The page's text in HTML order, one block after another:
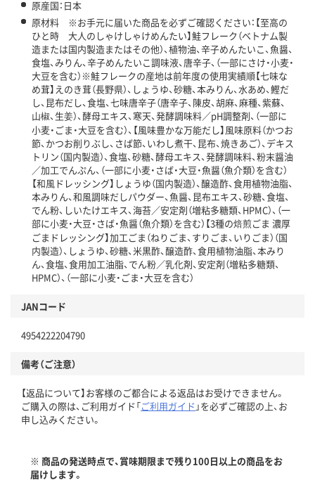
原産国：日本
原材料 ※お手元に届いた商品を必ずご確認ください：【至高の
ひと時 大人のしゃけしゃけめんたい】鮭フレーク（ベトナム製
造または国内製造またはその他）、植物油、辛子めんたいこ、魚醤、
食塩、みりん、辛子めんたいこ調味液、唐辛子、（一部にさけ・小麦・
大豆を含む）※鮭フレークの産地は前年度の使用実績順【七味な
め茸】えのき茸（長野県）、しょうゆ、砂糖、本みりん、水あめ、鰹だ
し、昆布だし、食塩、七味唐辛子（唐辛子、陳皮、胡麻、麻種、紫蘇、
山椒、生姜）、酵母エキス、寒天、発酵調味料／pH調整剤、（一部に
小麦・ごま・大豆を含む）、【風味豊かな万能だし】風味原料（かつお
節、かつお削りぶし、さば節、いわし煮干、昆布、焼きあご）、デキス
トリン（国内製造）、食塩、砂糖、酵母エキス、発酵調味料、粉末醤油
／加工でんぷん、（一部に小麦・さば・大豆・魚醤（魚介類）を含む）
【和風ドレッシング】しょうゆ（国内製造）、醸造酢、食用植物油脂、
本みりん、和風調味だしパウダー、魚醤、昆布エキス、砂糖、食塩、
でん粉、しいたけエキス、海苔／安定剤（増粘多糖類、HPMC）、（一
部に小麦・大豆・さば・魚醤（魚介類）を含む）【3種の焙煎ごま 濃厚
ごまドレッシング】加工ごま（ねりごま、すりごま、いりごま）（国
内製造）、しょうゆ、砂糖、米黒酢、醸造酢、食用植物油脂、本みり
ん、食塩、食用加工油脂、でん粉／乳化剤、安定剤（増粘多糖類、
HPMC）、（一部に小麦・ごま・大豆を含む）
JANコード
4954222204790
備考（ご注意）
【返品について】お客様のご都合による返品はお受けできません。
ご購入の際は、ご利用ガイド「ご利用ガイド 」を必ずご確認の上、お
申し込みください。
※ 商品の発送時点で、賞味期限まで残り100日以上の商品をお
届けします。